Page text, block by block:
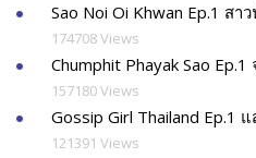
Sao Noi Oi Khwan Ep.1 สา
174708 Views
Chumphit Phayak Sao
157180 Views
Gossip Girl Thailand Ep.1
121391 Views